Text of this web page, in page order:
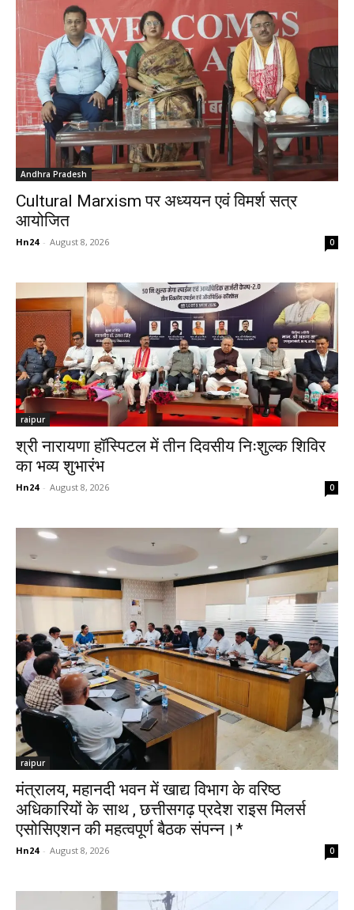
Andhra Pradesh
Cultural Marxism पर अध्ययन एवं विमर्श सत्र
आयोजित
Hn24 - August 8, 2026 0
raipur
श्री नारायणा हॉस्पिटल में तीन दिवसीय निःशुल्क शिविर
का भव्य शुभारंभ
Hn24 - August 8, 2026 0
raipur
मंत्रालय, महानदी भवन में खाद्य विभाग के वरिष्ठ
अधिकारियों के साथ , छत्तीसगढ़ प्रदेश राइस मिलर्स
एसोसिएशन की महत्वपूर्ण बैठक संपन्न।*
Hn24 - August 8, 2026 0